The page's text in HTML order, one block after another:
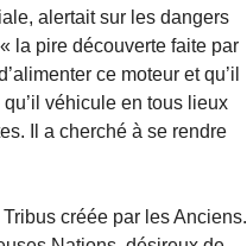
alertait sur les dangers
la pire découverte faite par
ce moteur et qu’il
véhicule en tous lieux
Il a cherché à se rendre
créée par les Anciens.